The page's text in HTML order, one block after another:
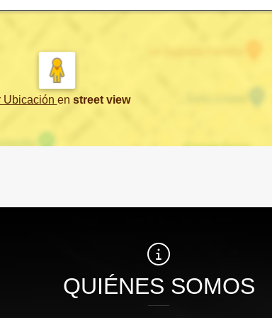
Ubicación en street view
QUIÉNES SOMOS